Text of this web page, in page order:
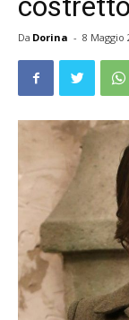
Da Dorina - 8 Maggio